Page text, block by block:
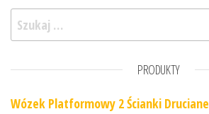
Szukaj:
PRODUKTY
Wózek Platformowy 2 Ścianki Druciane